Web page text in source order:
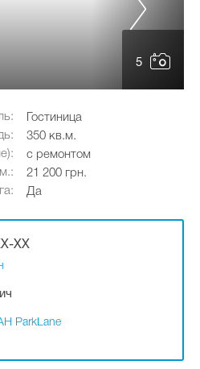
5
Гостиница
350 кв.м.
с ремонтом
21 200 грн.
Да
XX
ParkLane